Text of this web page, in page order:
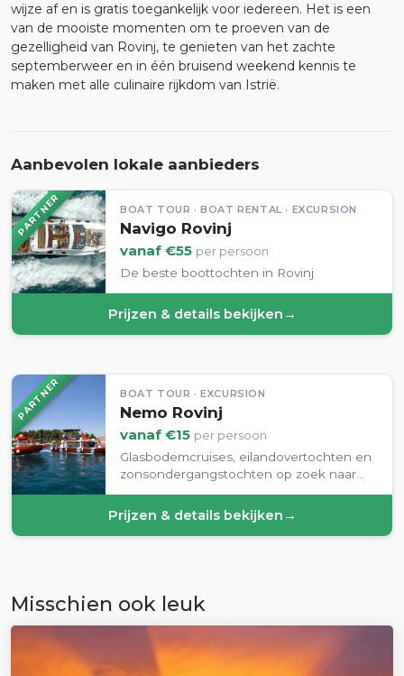
wijze af en is gratis toegankelijk voor iedereen. Het is een
van de mooiste momenten om te proeven van de
gezelligheid van Rovinj, te genieten van het zachte
septemberweer en in één bruisend weekend kennis te
maken met alle culinaire rijkdom van Istrië.
Aanbevolen lokale aanbieders
PARTNER BOAT TOUR · BOAT RENTAL · EXCURSION
Navigo Rovinj
vanaf €55 per persoon
De beste boottochten in Rovinj
Prijzen & details bekijken →
PARTNER BOAT TOUR · EXCURSION
Nemo Rovinj
vanaf €15 per persoon
Glasbodemcruises, eilandovertochten en
zonsondergangstochten op zoek naar
Prijzen & details bekijken →
Misschien ook leuk